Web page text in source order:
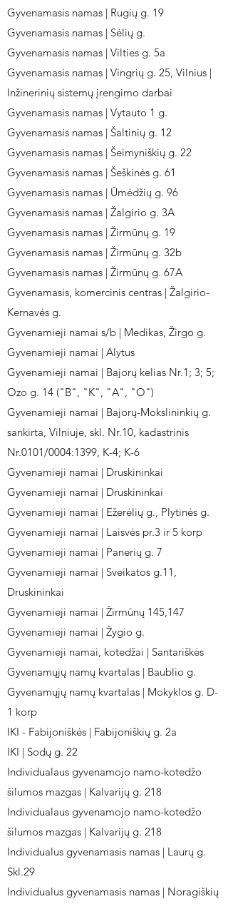
Gyvenamasis namas | Rugių g. 19
Gyvenamasis namas | Sėlių g.
Gyvenamasis namas | Vilties g. 5a
Gyvenamasis namas | Vingrių g. 25, Vilnius |
Inžinerinių sistemų įrengimo darbai
Gyvenamasis namas | Vytauto 1 g.
Gyvenamasis namas | Šaltinių g. 12
Gyvenamasis namas | Šeimyniškių g. 22
Gyvenamasis namas | Šeškinės g. 61
Gyvenamasis namas | Ūmėdžių g. 96
Gyvenamasis namas | Žalgirio g. 3A
Gyvenamasis namas | Žirmūnų g. 19
Gyvenamasis namas | Žirmūnų g. 32b
Gyvenamasis namas | Žirmūnų g. 67A
Gyvenamasis, komercinis centras | Žalgirio-
Kernavės g.
Gyvenamieji namai s/b | Medikas, Žirgo g.
Gyvenamieji namai | Alytus
Gyvenamieji namai | Bajorų kelias Nr.1; 3; 5;
Ozo g. 14 ("B", "K", "A", "O")
Gyvenamieji namai | Bajorų-Mokslininkių g.
sankirta, Vilniuje, skl. Nr.10, kadastrinis
Nr.0101/0004:1399, K-4; K-6
Gyvenamieji namai | Druskininkai
Gyvenamieji namai | Druskininkai
Gyvenamieji namai | Ežerėlių g., Plytinės g.
Gyvenamieji namai | Laisvės pr.3 ir 5 korp
Gyvenamieji namai | Panerių g. 7
Gyvenamieji namai | Sveikatos g.11,
Druskininkai
Gyvenamieji namai | Žirmūnų 145,147
Gyvenamieji namai | Žygio g.
Gyvenamieji namai, kotedžai | Santariškės
Gyvenamųjų namų kvartalas | Baublio g.
Gyvenamųjų namų kvartalas | Mokyklos g. D-
1 korp
IKI - Fabijoniškės | Fabijoniškių g. 2a
IKI | Sodų g. 22
Individualaus gyvenamojo namo-kotedžo
šilumos mazgas | Kalvarijų g. 218
Individualaus gyvenamojo namo-kotedžo
šilumos mazgas | Kalvarijų g. 218
Individualus gyvenamasis namas | Laurų g.
Skl.29
Individualus gyvenamasis namas | Noragiškių